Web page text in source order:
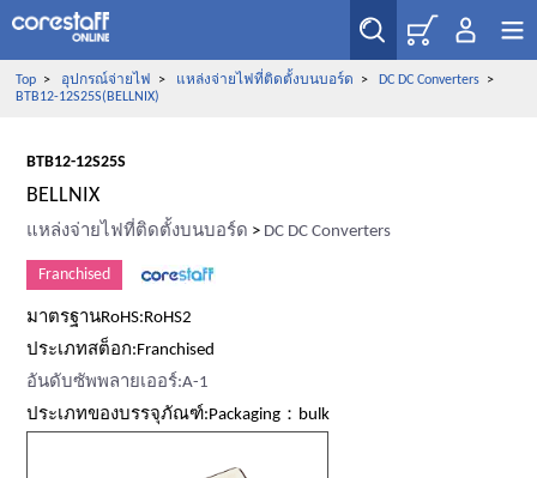
Top> อุปกรณ์จ่ายไฟ > แหล่งจ่ายไฟที่ติดตั้งบนบอร์ด > DC DC Converters>
BTB12-12S25S(BELLNIX)
BTB12-12S25S
BELLNIX
แหล่งจ่ายไฟที่ติดตั้งบนบอร์ด > DC DC Converters
Franchised
มาตรฐานRoHS:RoHS2
ประเภทสต็อก:Franchised
อันดับซัพพลายเออร์:A-1
ประเภทของบรรจุภัณฑ์:Packaging：bulk